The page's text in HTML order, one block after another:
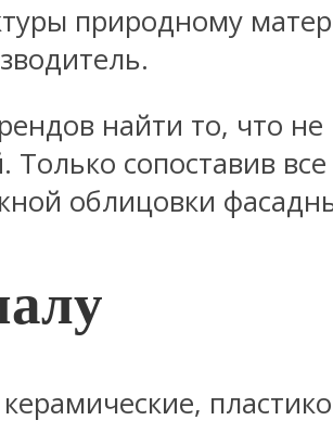
природному
найти то, что
Только сопоставив
облицовки